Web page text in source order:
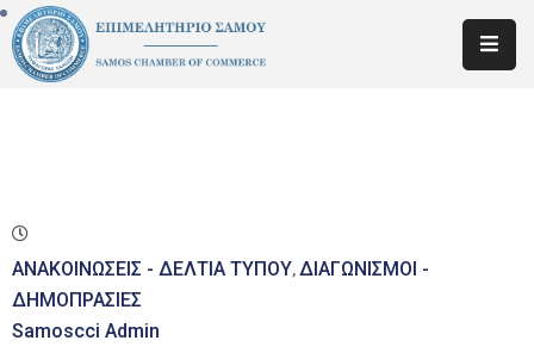
ΚΑΤΑΡΤΙΣΗ
–
ΕΚΠΑΙΔΕΥΣΗ
ΑΝΑΚΟΙΝΩΣΕΙΣ - ΔΕΛΤΙΑ ΤΥΠΟΥ‚ΔΙΑΓΩΝΙΣΜΟΙ -
ΔΗΜΟΠΡΑΣΙΕΣ
Samoscci Admin